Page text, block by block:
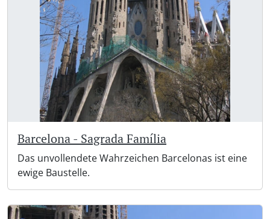
Barcelona - Sagrada Família
Das unvollendete Wahrzeichen Barcelonas ist eine
ewige Baustelle.